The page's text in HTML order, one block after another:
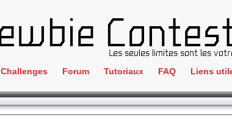
Challenges
Crackme
ClientSide
Forum Tutoriaux FAQ Liens
IRC